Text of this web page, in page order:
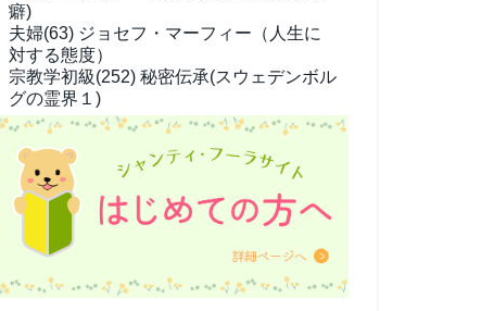
癖)
夫婦(63) ジョセフ・マーフィー（人生に
対する態度）
宗教学初級(252) 秘密伝承(スウェデンボル
グの霊界１)